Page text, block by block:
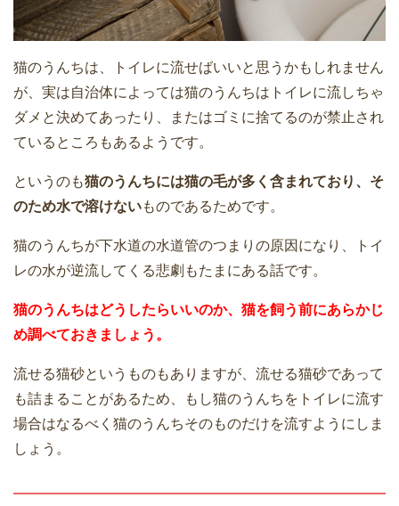
猫のうんちは、トイレに流せばいいと思うかもしれません
が、実は自治体によっては猫のうんちはトイレに流しちゃ
ダメと決めてあったり、またはゴミに捨てるのが禁止され
ているところもあるようです。
というのも猫のうんちには猫の毛が多く含まれており、そ
のため水で溶けないものであるためです。
猫のうんちが下水道の水道管のつまりの原因になり、トイ
レの水が逆流してくる悲劇もたまにある話です。
猫のうんちはどうしたらいいのか、猫を飼う前にあらかじ
め調べておきましょう。
流せる猫砂というものもありますが、流せる猫砂であって
も詰まることがあるため、もし猫のうんちをトイレに流す
場合はなるべく猫のうんちそのものだけを流すようにしま
しょう。